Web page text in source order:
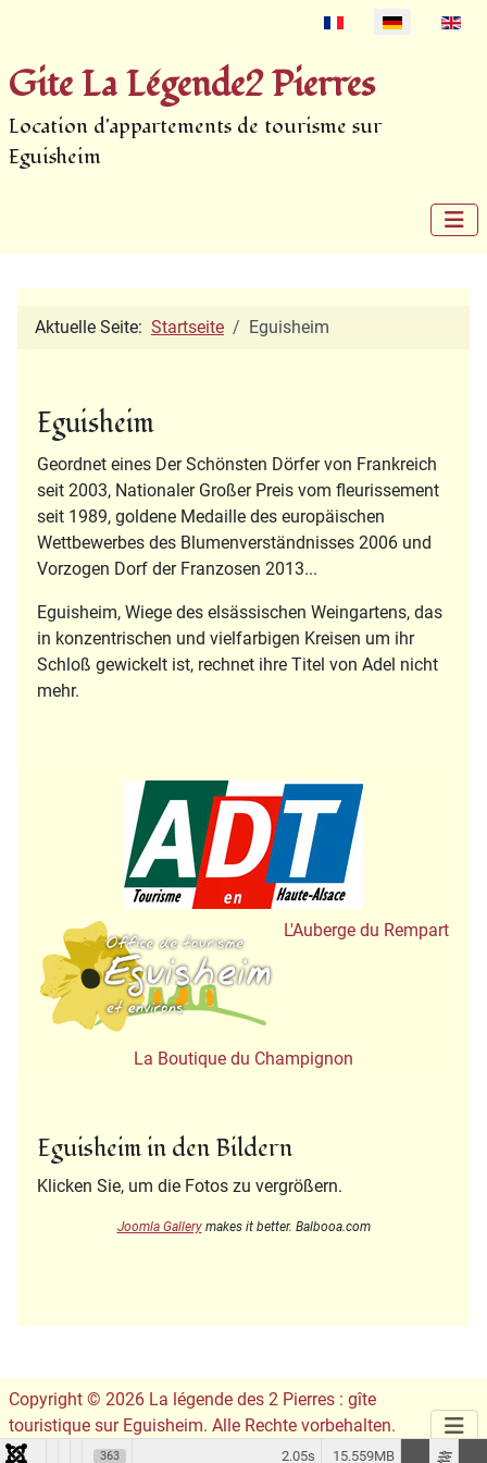
Select your language
Gite La Légende2 Pierres
Location d'appartements de tourisme sur
Eguisheim
Aktuelle Seite: Startseite Eguisheim
Eguisheim
Geordnet eines Der Schönsten Dörfer von Frankreich
seit 2003, Nationaler Großer Preis vom fleurissement
seit 1989, goldene Medaille des europäischen
Wettbewerbes des Blumenverständnisses 2006 und
Vorzogen Dorf der Franzosen 2013...
Eguisheim, Wiege des elsässischen Weingartens, das
in konzentrischen und vielfarbigen Kreisen um ihr
Schloß gewickelt ist, rechnet ihre Titel von Adel nicht
mehr.
Tourisme en
Office de Tourisme
L'Auberge du Rempart
La Boutique du Champignon
Eguisheim in den Bildern
Klicken Sie, um die Fotos zu vergrößern.
Joomla Gallerymakes it better. Balbooa.com
Copyright © 2026 La légende des 2 Pierres : gîte
touristique sur Eguisheim. Alle Rechte vorbehalten.
Conception du site :
Leslie Infographie
363 15.559MB
2.05s